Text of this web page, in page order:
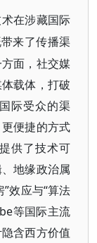
在涉藏国际
来了传播渠
面，社交媒
载体，打破
际受众的渠
便捷的方式
供了技术可
地缘政治属
效应与“算法
等国际主流
含西方价值